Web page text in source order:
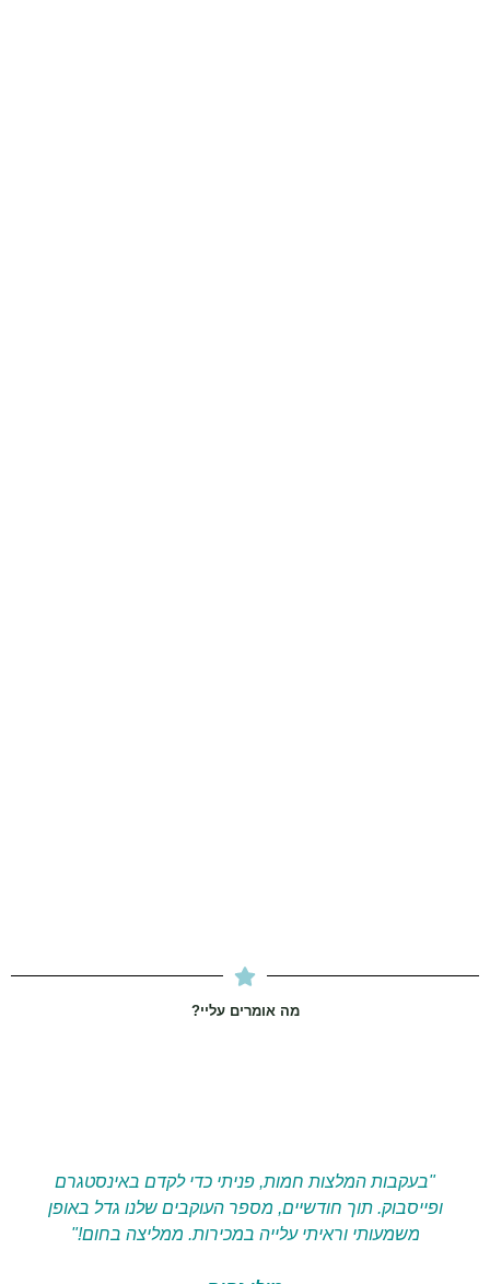
מה אומרים עליי?
"בעקבות המלצות חמות, פניתי כדי לקדם באינסטגרם
ופייסבוק. תוך חודשיים, מספר העוקבים שלנו גדל באופן
משמעותי וראיתי עלייה במכירות. ממליצה בחום!"